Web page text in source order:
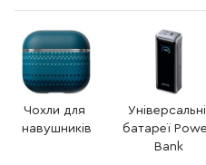
Чохли для
навушників
Універсальні
батареї
Bank